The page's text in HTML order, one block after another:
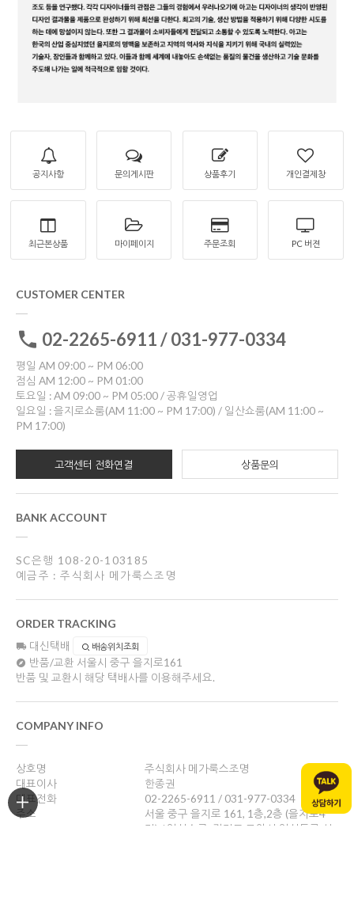
공지사항 문의게시판 상품후기 개인결제창
최근본상품 마이페이지 주문조회 PC 버젼
CUSTOMER CENTER
02-2265-6911 / 031-977-0334
평일 AM 09:00 ~ PM 06:00
점심 AM 12:00 ~ PM 01:00
토요일 : AM 09:00 ~ PM 05:00 / 공휴일영업
일요일 : 을지로쇼룸(AM 11:00 ~ PM 17:00) / 일산쇼룸(AM 11:00 ~
PM 17:00)
고객센터 전화연결 상품문의
BANK ACCOUNT
SC은행 108-20-103185
예금주 : 주식회사 메가룩스조명
ORDER TRACKING
대신택배 배송위치조회
반품/교환 서울시 중구 을지로161
반품 및 교환시 해당 택배사를 이용해주세요.
COMPANY INFO
상호명
주식회사 메가룩스조명
대표이사
한종권
대표전화
02-2265-6911 / 031-977-0334
주소
서울 중구 을지로 161, 1층,2층 (을지로4
가) / 일산쇼룸: 경기도 고양시 일산동구 성